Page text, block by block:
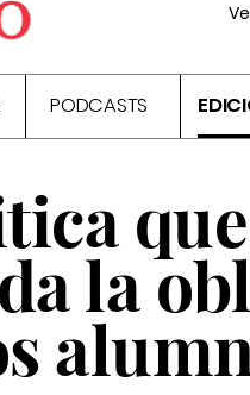
PODCASTS
la